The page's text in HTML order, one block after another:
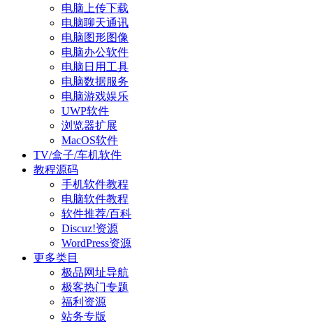
电脑上传下载
电脑聊天通讯
电脑图形图像
电脑办公软件
电脑日用工具
电脑数据服务
电脑游戏娱乐
UWP软件
浏览器扩展
MacOS软件
TV/盒子/车机软件
教程源码
手机软件教程
电脑软件教程
软件推荐/百科
Discuz!资源
WordPress资源
更多类目
极品网址导航
极客热门专题
福利资源
站务专版